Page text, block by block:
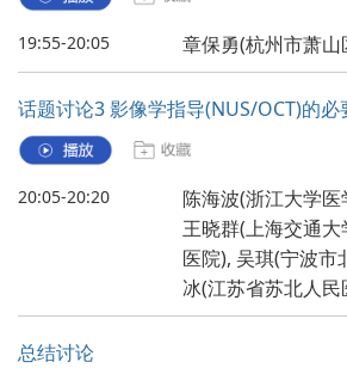
19:55-20:05 章保勇(杭州市萧
话题讨论3 影像学指导(NUS/OCT)的必
20:05-20:20
陈海波(浙江大学
王晓群(上海交通
医院), 吴琪(宁波市
冰(江苏省苏北人民
总结讨论